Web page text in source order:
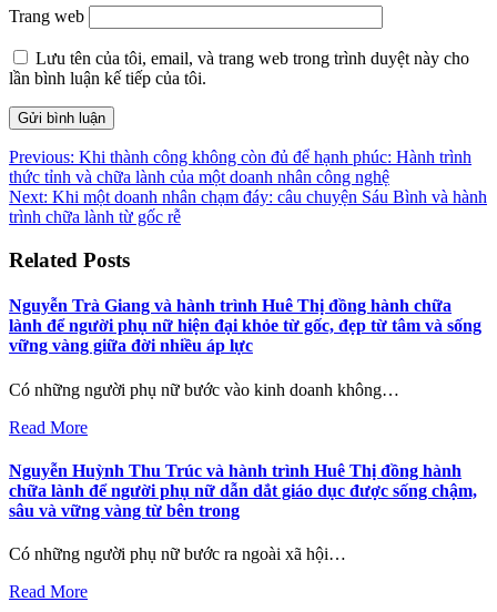
Trang web
Lưu tên của tôi, email, và trang web trong trình duyệt này cho
lần bình luận kế tiếp của tôi.
Điều
hướng
bài
viết
Previous: Khi thành công không còn đủ để hạnh phúc: Hành trình
thức tỉnh và chữa lành của một doanh nhân công nghệ
Next: Khi một doanh nhân chạm đáy: câu chuyện Sáu Bình và hành
trình chữa lành từ gốc rễ
Related Posts
Nguyễn Trà Giang và hành trình Huê Thị đồng hành chữa
lành để người phụ nữ hiện đại khỏe từ gốc, đẹp từ tâm và sống
vững vàng giữa đời nhiều áp lực
Có những người phụ nữ bước vào kinh doanh không…
Read More
Nguyễn Huỳnh Thu Trúc và hành trình Huê Thị đồng hành
chữa lành để người phụ nữ dẫn dắt giáo dục được sống chậm,
sâu và vững vàng từ bên trong
Có những người phụ nữ bước ra ngoài xã hội…
Read More